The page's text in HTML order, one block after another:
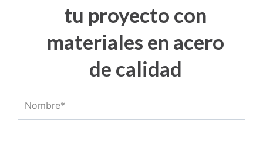
tu proyecto con
materiales en acero
de calidad